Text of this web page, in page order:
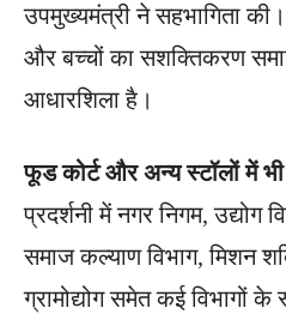
उपमुख्यमंत्री ने सहभागिता
और बच्चों का सशक्तिकरण
आधारशिला है।
फूड कोर्ट और अन्य स्टॉलों में
प्रदर्शनी में नगर निगम, उद्योग
समाज कल्याण विभाग, मिशन
ग्रामोद्योग समेत कई विभागों